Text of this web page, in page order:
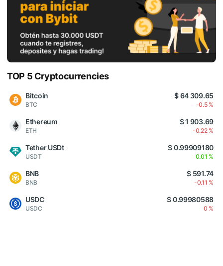
TOP 5 Cryptocurrencies
Bitcoin
BTC
$ 64 309.65
-0.5 %
Ethereum
ETH
$ 1 903.69
-0.22 %
Tether USDt
USDT
$ 0.99909180
0.01 %
BNB
BNB
$ 591.74
-0.11 %
USDC
USDC
$ 0.99980588
0 %